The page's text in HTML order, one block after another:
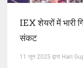
IEX शेयरों में भारी
संकट
11 जून 2025 द्वारा Hari